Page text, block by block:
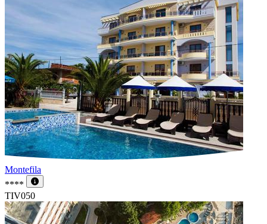
Montefila
****
TIV050